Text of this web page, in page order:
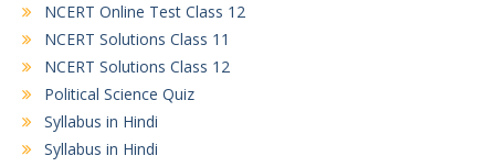
NCERT Online Test Class 12
NCERT Solutions Class 11
NCERT Solutions Class 12
Political Science Quiz
Syllabus in Hindi
Syllabus in Hindi